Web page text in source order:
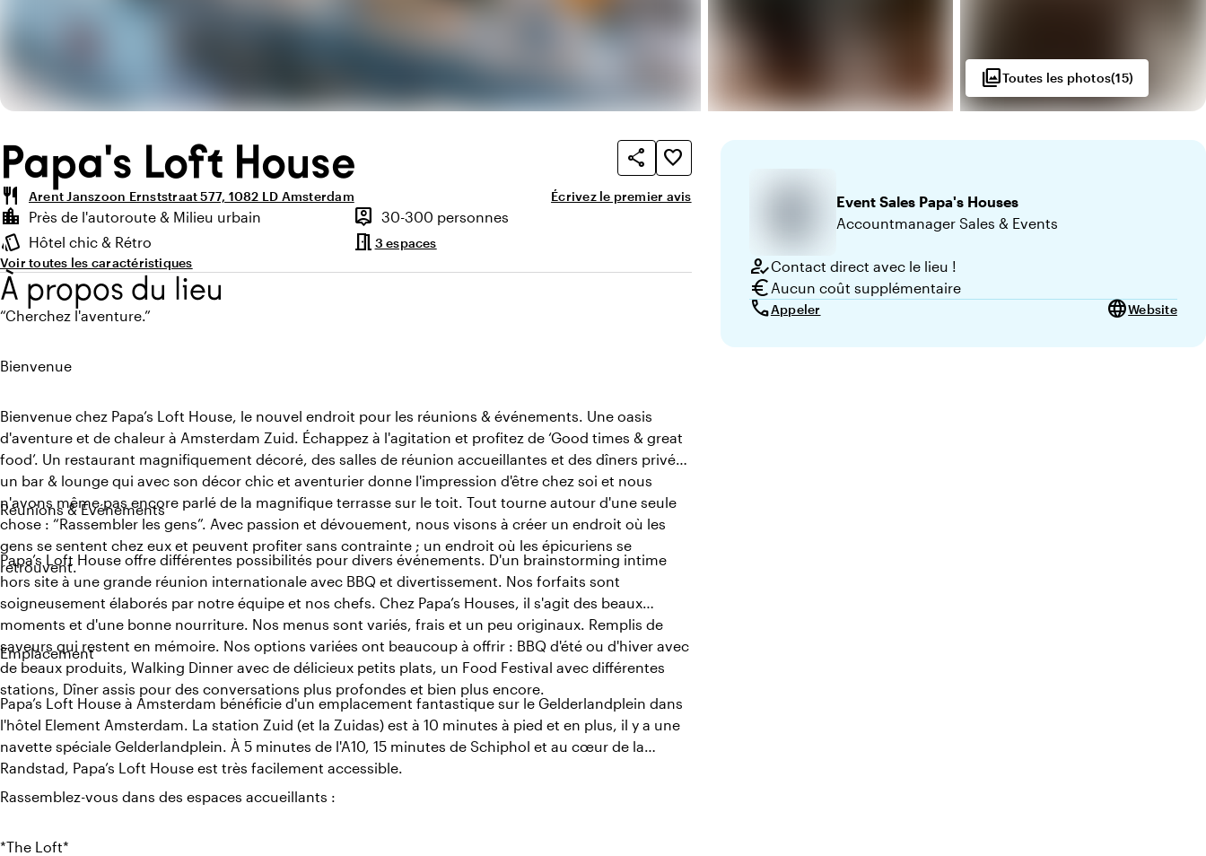
photo_libraryToutes les photos(15)
Papa's Loft House share
favorite_border
restaurant
Arent Janszoon Ernststraat 577, 1082 LD Amsterdam Écrivez le premier avis
Points forts
location_city
Environnement
Près de l'autoroute & Milieu urbain person_pin
Capacité
30-300 personnes
style
Ambiance
Hôtel chic & Rétro meeting_room 3 espaces
Voir toutes les caractéristiques
À propos du lieu
“Cherchez l'aventure.”
Bienvenue
Bienvenue chez Papa’s Loft House, le nouvel endroit pour les réunions & événements. Une oasis
d'aventure et de chaleur à Amsterdam Zuid. Échappez à l'agitation et profitez de ‘Good times & great
food’. Un restaurant magnifiquement décoré, des salles de réunion accueillantes et des dîners privés,
un bar & lounge qui avec son décor chic et aventurier donne l'impression d'être chez soi et nous
n'avons même pas encore parlé de la magnifique terrasse sur le toit. Tout tourne autour d'une seule
chose : “Rassembler les gens”. Avec passion et dévouement, nous visons à créer un endroit où les
gens se sentent chez eux et peuvent profiter sans contrainte ; un endroit où les épicuriens se
retrouvent.
Réunions & Événements
Papa’s Loft House offre différentes possibilités pour divers événements. D'un brainstorming intime
hors site à une grande réunion internationale avec BBQ et divertissement. Nos forfaits sont
soigneusement élaborés par notre équipe et nos chefs. Chez Papa’s Houses, il s'agit des beaux
moments et d'une bonne nourriture. Nos menus sont variés, frais et un peu originaux. Remplis de
saveurs qui restent en mémoire. Nos options variées ont beaucoup à offrir : BBQ d'été ou d'hiver avec
de beaux produits, Walking Dinner avec de délicieux petits plats, un Food Festival avec différentes
stations, Dîner assis pour des conversations plus profondes et bien plus encore.
Emplacement
Papa’s Loft House à Amsterdam bénéficie d'un emplacement fantastique sur le Gelderlandplein dans
l'hôtel Element Amsterdam. La station Zuid (et la Zuidas) est à 10 minutes à pied et en plus, il y a une
navette spéciale Gelderlandplein. À 5 minutes de l'A10, 15 minutes de Schiphol et au cœur de la
Randstad, Papa’s Loft House est très facilement accessible.
Rassemblez-vous dans des espaces accueillants :
*The Loft*
Event Sales Papa's Houses
Accountmanager Sales & Events
how_to_regContact direct avec le lieu !
euro Aucun coût supplémentaire
callAppeler languageWebsite